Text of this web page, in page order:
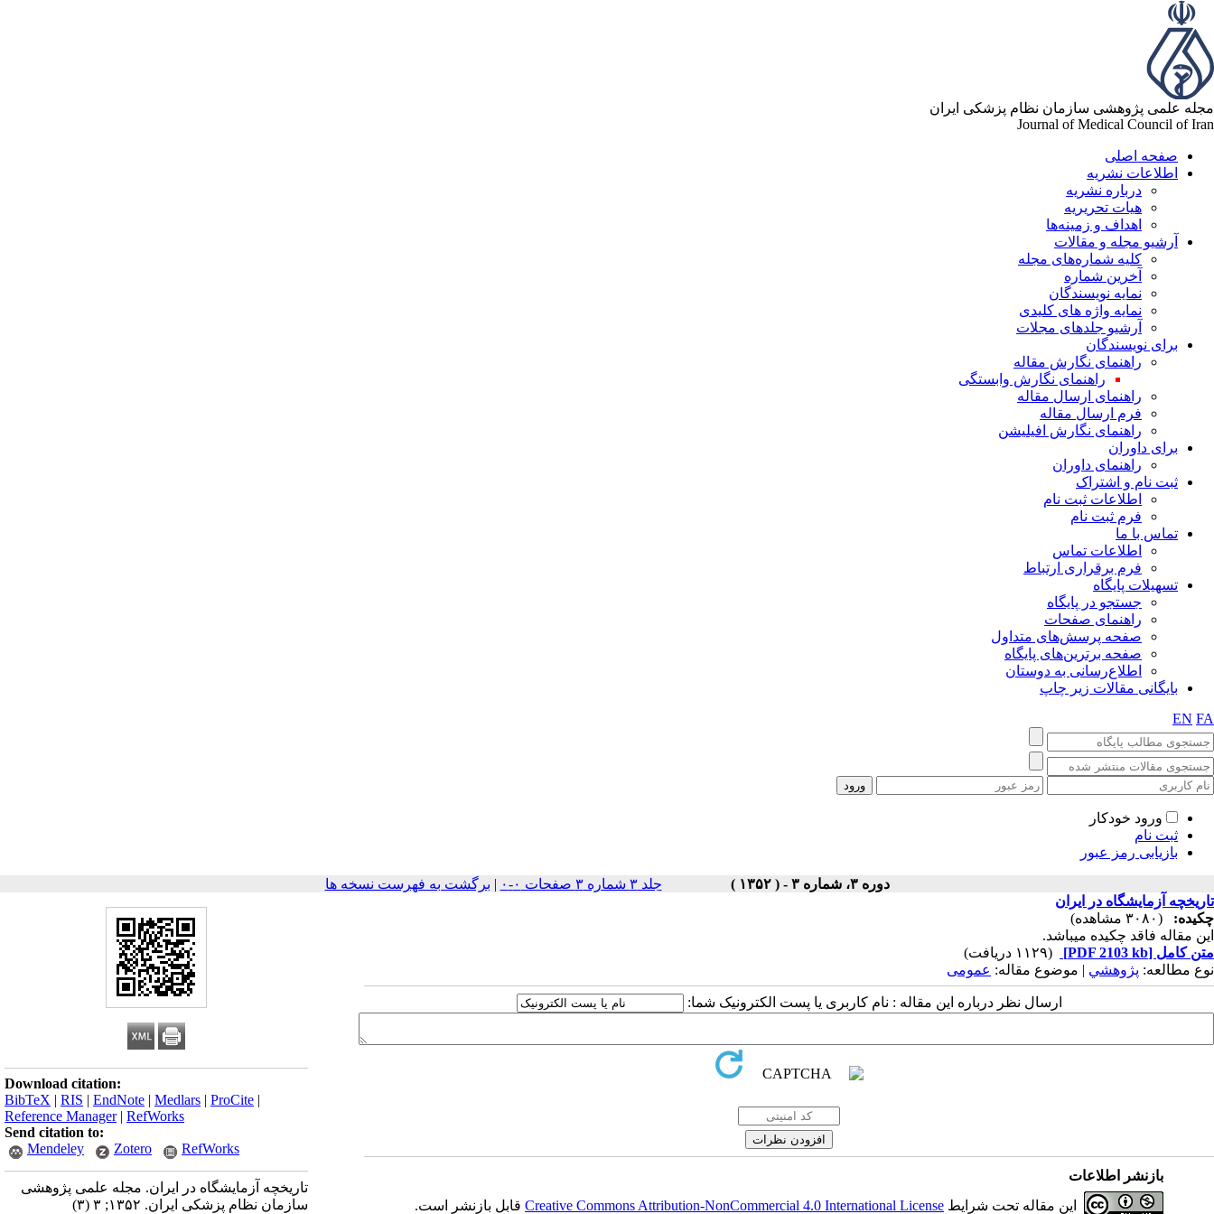
مجله علمی پژوهشی سازمان نظام پزشکی ایران
Journal of Medical Council of Iran
صفحه اصلی
اطلاعات نشریه
درباره نشریه
هیات تحریریه
اهداف و زمینه‌ها
آرشیو مجله و مقالات
کلیه شماره‌های مجله
آخرین شماره
نمایه نویسندگان
نمایه واژه های کلیدی
آرشیو جلدهای مجلات
برای نویسندگان
راهنمای نگارش مقاله
راهنمای نگارش وابستگی
راهنمای ارسال مقاله
فرم ارسال مقاله
راهنمای نگارش افیلیشن
برای داوران
راهنمای داوران
ثبت نام و اشتراک
اطلاعات ثبت نام
فرم ثبت نام
تماس با ما
اطلاعات تماس
فرم برقراری ارتباط
تسهیلات پایگاه
جستجو در پایگاه
راهنمای صفحات
صفحه پرسش‌های متداول
صفحه برترین‌های پایگاه
اطلاع‌رسانی به دوستان
بایگانی مقالات زیر چاپ
EN FA
ورود خودکار
ثبت نام
بازیابی رمز عبور
دوره ۳، شماره ۳ - ( ۱۳۵۲ ) جلد ۳ شماره ۳ صفحات ۰-۰ | برگشت به فهرست نسخه ها
Download citation:
BibTeX | RIS | EndNote | Medlars | ProCite |
Reference Manager| RefWorks
Send citation to:
Mendeley
Zotero RefWorks
تاریخچه آزمایشگاه در ایران. مجله علمی پژوهشی
سازمان نظام پزشکی ایران. ۱۳۵۲; ۳ (۳)
تاریخچه آزمایشگاه در ایران
چکیده:
(۳۰۸۰ مشاهده)
این مقاله فاقد چکیده می​باشد.
متن کامل [PDF 2103 kb]
(۱۱۲۹ دریافت)
نوع مطالعه: پژوهشي | موضوع مقاله: عمومى
ارسال نظر درباره این مقاله : نام کاربری یا پست الکترونیک شما:
بازنشر اطلاعات
این مقاله تحت شرایط Creative Commons Attribution-NonCommercial 4.0 International Licenseقابل بازنشر است.